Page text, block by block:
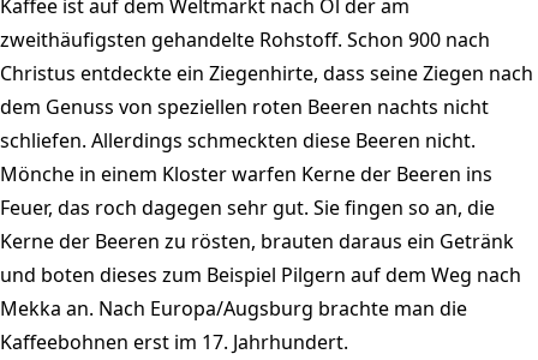
Kaffee ist auf dem Weltmarkt nach Öl der am
zweithäufigsten gehandelte Rohstoff. Schon 900 nach
Christus entdeckte ein Ziegenhirte, dass seine Ziegen nach
dem Genuss von speziellen roten Beeren nachts nicht
schliefen. Allerdings schmeckten diese Beeren nicht.
Mönche in einem Kloster warfen Kerne der Beeren ins
Feuer, das roch dagegen sehr gut. Sie fingen so an, die
Kerne der Beeren zu rösten, brauten daraus ein Getränk
und boten dieses zum Beispiel Pilgern auf dem Weg nach
Mekka an. Nach Europa/Augsburg brachte man die
Kaffeebohnen erst im 17. Jahrhundert.